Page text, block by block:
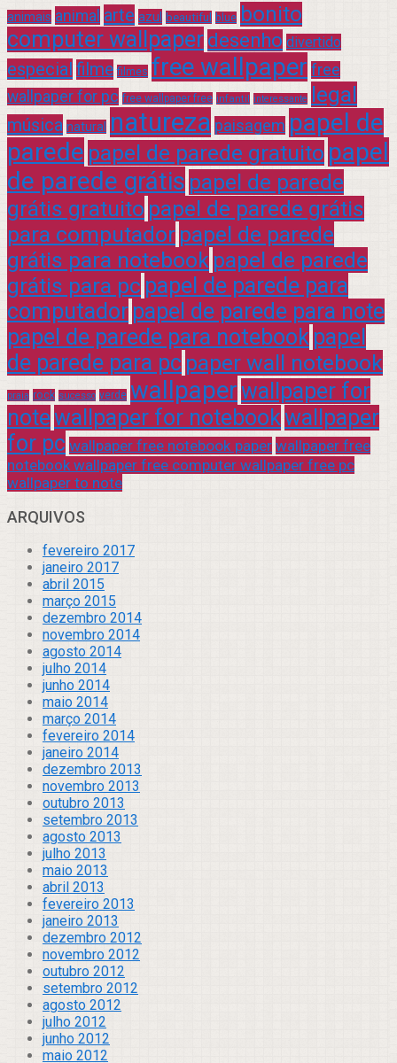
animais animal arte azul beautiful blue bonito
computer wallpaper desenho divertido
especial filme filmes free wallpaper free
wallpaper for pc free wallpaper free infantil interessante legal
música natural natureza paisagem papel de
parede papel de parede gratuito papel
de parede grátis papel de parede
grátis gratuito papel de parede grátis
para computador papel de parede
grátis para notebook papel de parede
grátis para pc papel de parede para
computador papel de parede para note
papel de parede para notebook papel
de parede para pc paper wall notebook
praia rock sucesso verde wallpaperwallpaper for
notewallpaper for notebookwallpaper
for pc wallpaper free notebook paper wallpaper free
notebook wallpaper free computer wallpaper free pc
wallpaper to note
ARQUIVOS
fevereiro 2017
janeiro 2017
abril 2015
março 2015
dezembro 2014
novembro 2014
agosto 2014
julho 2014
junho 2014
maio 2014
março 2014
fevereiro 2014
janeiro 2014
dezembro 2013
novembro 2013
outubro 2013
setembro 2013
agosto 2013
julho 2013
maio 2013
abril 2013
fevereiro 2013
janeiro 2013
dezembro 2012
novembro 2012
outubro 2012
setembro 2012
agosto 2012
julho 2012
junho 2012
maio 2012